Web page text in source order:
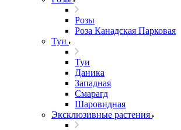
Розы
Роза Канадская Парковая
Туи
Туи
Даника
Западная
Смарагд
Шаровидная
Эксклюзивные растения